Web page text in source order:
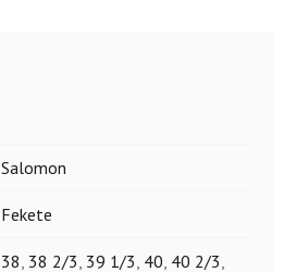
Salomon
Fekete
38, 38 2/3, 39 1/3, 40, 40 2/3,